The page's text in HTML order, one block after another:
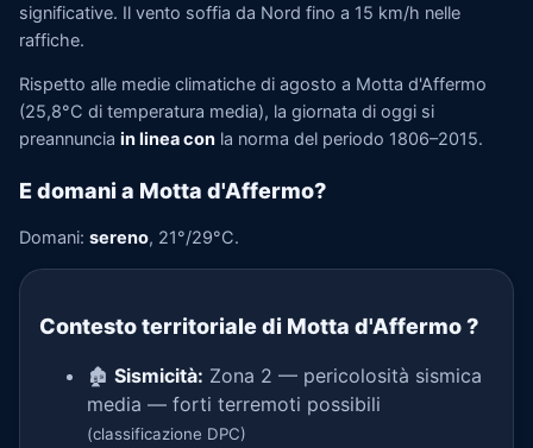
significative. Il vento soffia da Nord fino a 15 km/h nelle
raffiche.
Rispetto alle medie climatiche di agosto a Motta d'Affermo
(25,8°C di temperatura media), la giornata di oggi si
preannuncia in linea con la norma del periodo 1806–2015.
E domani a Motta d'Affermo?
Domani: sereno, 21°/29°C.
Contesto territoriale di Motta d'Affermo?
🏚️ Sismicità: Zona 2 — pericolosità sismica
media — forti terremoti possibili
(classificazione DPC)